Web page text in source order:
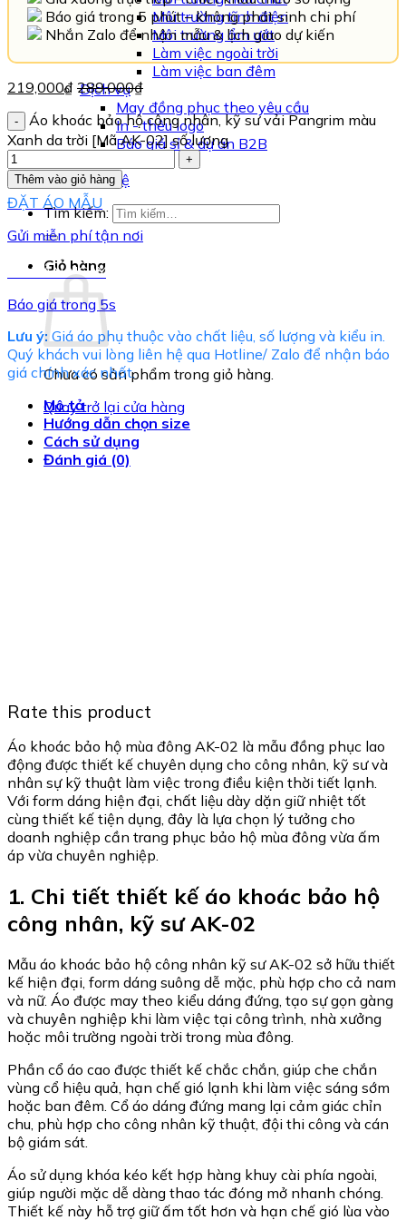
Môi trường tĩnh điện
Môi trường ẩm ướt
Làm việc ngoài trời
Làm việc ban đêm
Dịch vụ
May đồng phục theo yêu cầu
In - thêu logo
Báo giá sỉ & dự án B2B
Liên hệ
Tìm kiếm:
Giỏ hàng
Chưa có sản phẩm trong giỏ hàng.
Quay trở lại cửa hàng
Báo giá trong 5 phút – không phát sinh chi phí
Nhắn Zalo để nhận mẫu & lịch giao dự kiến
219,000₫ 289,000₫
Áo khoác bảo hộ công nhân, kỹ sư vải Pangrim màu
Xanh da trời [Mã AK-02] số lượng
Thêm vào giỏ hàng
ĐẶT ÁO MẪU
Gửi miễn phí tận nơi
TƯ VẤN NGAY
Báo giá trong 5s
Lưu ý:Giá áo phụ thuộc vào chất liệu, số lượng và kiểu in.
Quý khách vui lòng liên hệ qua Hotline/ Zalo để nhận báo
giá chính xác nhất.
Mô tả
Hướng dẫn chọn size
Cách sử dụng
Đánh giá (0)
Rate this product
Áo khoác bảo hộ mùa đông AK-02 là mẫu đồng phục lao
động được thiết kế chuyên dụng cho công nhân, kỹ sư và
nhân sự kỹ thuật làm việc trong điều kiện thời tiết lạnh.
Với form dáng hiện đại, chất liệu dày dặn giữ nhiệt tốt
cùng thiết kế tiện dụng, đây là lựa chọn lý tưởng cho
doanh nghiệp cần trang phục bảo hộ mùa đông vừa ấm
áp vừa chuyên nghiệp.
1. Chi tiết thiết kế áo khoác bảo hộ
công nhân, kỹ sư AK-02
Mẫu áo khoác bảo hộ công nhân kỹ sư AK-02 sở hữu thiết
kế hiện đại, form dáng suông dễ mặc, phù hợp cho cả nam
và nữ. Áo được may theo kiểu dáng đứng, tạo sự gọn gàng
và chuyên nghiệp khi làm việc tại công trình, nhà xưởng
hoặc môi trường ngoài trời trong mùa đông.
Phần cổ áo cao được thiết kế chắc chắn, giúp che chắn
vùng cổ hiệu quả, hạn chế gió lạnh khi làm việc sáng sớm
hoặc ban đêm. Cổ áo dáng đứng mang lại cảm giác chỉn
chu, phù hợp cho công nhân kỹ thuật, đội thi công và cán
bộ giám sát.
Áo sử dụng khóa kéo kết hợp hàng khuy cài phía ngoài,
giúp người mặc dễ dàng thao tác đóng mở nhanh chóng.
Thiết kế này hỗ trợ giữ ấm tốt hơn và hạn chế gió lùa vào